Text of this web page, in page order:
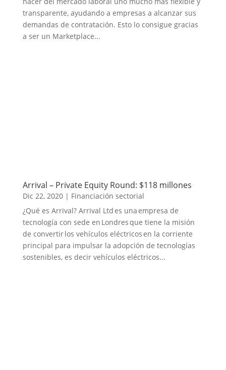
transparente, ayudando a empresas a alcanzar sus
demandas de contratación. Esto lo consigue gracias
a ser un Marketplace...
Arrival – Private Equity Round: $118 millones
Dic 22, 2020| Financiación sectorial
¿Qué es Arrival? Arrival Ltd es una empresa de
tecnología con sede en Londres que tiene la misión
de convertir los vehículos eléctricos en la corriente
principal para impulsar la adopción de tecnologías
sostenibles, es decir vehículos eléctricos...